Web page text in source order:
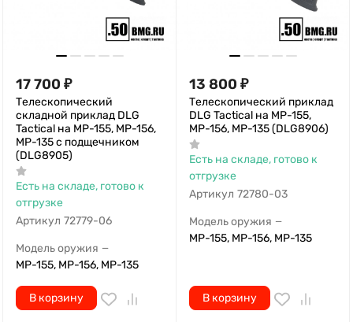
17 700 ₽
Телескопический
складной приклад DLG
Tactical на МР-155, МР-156,
МР-135 с подщечником
(DLG8905)
Есть на складе, готово к
отгрузке
Артикул 72779-06
Модель оружия —
МР-155, МР-156, МР-135
В корзину
13 800 ₽
Телескопический приклад
DLG Tactical на МР-155,
МР-156, МР-135 (DLG8906)
Есть на складе, готово к
отгрузке
Артикул 72780-03
Модель оружия —
МР-155, МР-156, МР-135
В корзину